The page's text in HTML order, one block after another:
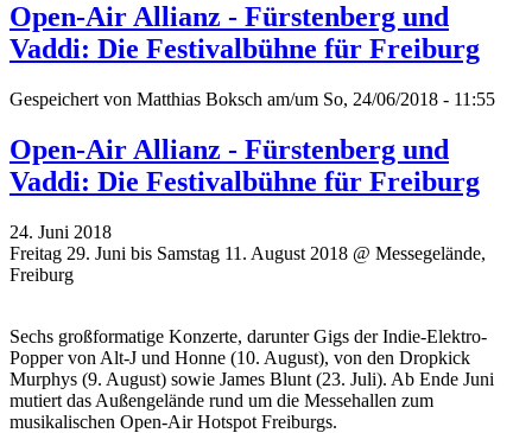
Open-Air Allianz - Fürstenberg und
Vaddi: Die Festivalbühne für Freiburg
Gespeichert von Matthias Boksch am/um So, 24/06/2018 - 11:55
Open-Air Allianz - Fürstenberg und
Vaddi: Die Festivalbühne für Freiburg
24. Juni 2018
Freitag 29. Juni bis Samstag 11. August 2018 @ Messegelände,
Freiburg
Sechs großformatige Konzerte, darunter Gigs der Indie-Elektro-
Popper von Alt-J und Honne (10. August), von den Dropkick
Murphys (9. August) sowie James Blunt (23. Juli). Ab Ende Juni
mutiert das Außengelände rund um die Messehallen zum
musikalischen Open-Air Hotspot Freiburgs.